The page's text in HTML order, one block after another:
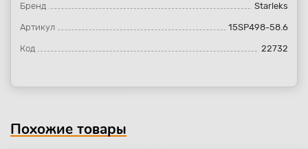
Бренд Starleks
Артикул 15SP498-58.6
Код 22732
Похожие товары